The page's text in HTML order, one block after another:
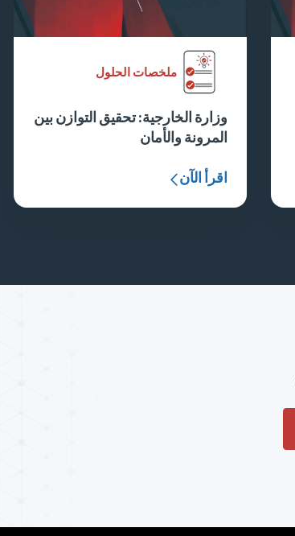
ملخصات الحلول
وزارة الخارجية: تحقيق التوازن بين
المرونة والأمان
اقرأ الآن